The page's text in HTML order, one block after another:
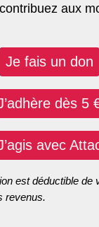
aux
Je fais un don
dès 5
avec
est déductible de
revenus.